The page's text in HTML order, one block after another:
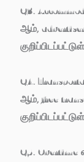
Q3.
ஆம்,
Q4.
ஆம், free
Q5. Overtime